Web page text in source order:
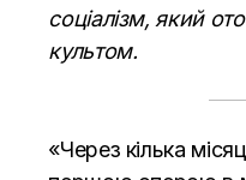
соціалізм, який
культом.
«Через кілька